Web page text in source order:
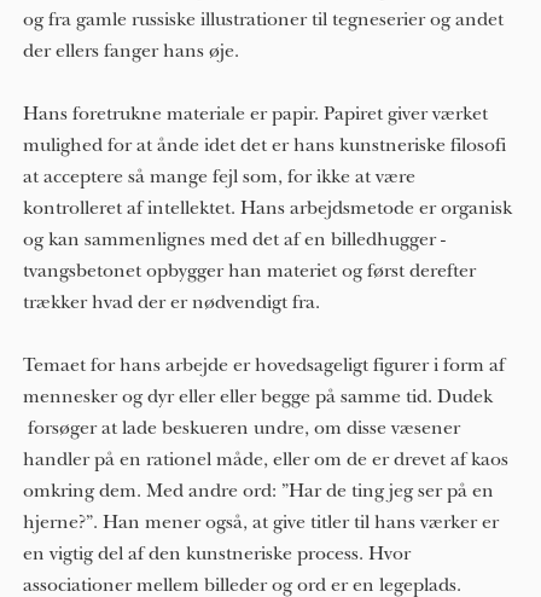
og fra gamle russiske illustrationer til tegneserier og andet
der ellers fanger hans øje.
Hans foretrukne materiale er papir. Papiret giver værket
mulighed for at ånde idet det er hans kunstneriske filosofi
at acceptere så mange fejl som, for ikke at være
kontrolleret af intellektet. Hans arbejdsmetode er organisk
og kan sammenlignes med det af en billedhugger -
tvangsbetonet opbygger han materiet og først derefter
trækker hvad der er nødvendigt fra.
Temaet for hans arbejde er hovedsageligt figurer i form af
mennesker og dyr eller eller begge på samme tid. Dudek
forsøger at lade beskueren undre, om disse væsener
handler på en rationel måde, eller om de er drevet af kaos
omkring dem. Med andre ord: ”Har de ting jeg ser på en
hjerne?”. Han mener også, at give titler til hans værker er
en vigtig del af den kunstneriske process. Hvor
associationer mellem billeder og ord er en legeplads.